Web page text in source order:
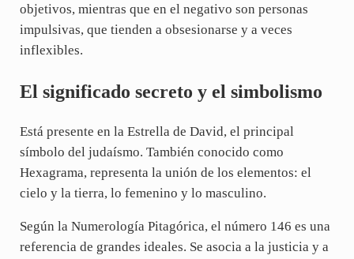
objetivos, mientras que en el negativo son personas
impulsivas, que tienden a obsesionarse y a veces
inflexibles.
El significado secreto y el simbolismo
Está presente en la Estrella de David, el principal
símbolo del judaísmo. También conocido como
Hexagrama, representa la unión de los elementos: el
cielo y la tierra, lo femenino y lo masculino.
Según la Numerología Pitagórica, el número 146 es una
referencia de grandes ideales. Se asocia a la justicia y a